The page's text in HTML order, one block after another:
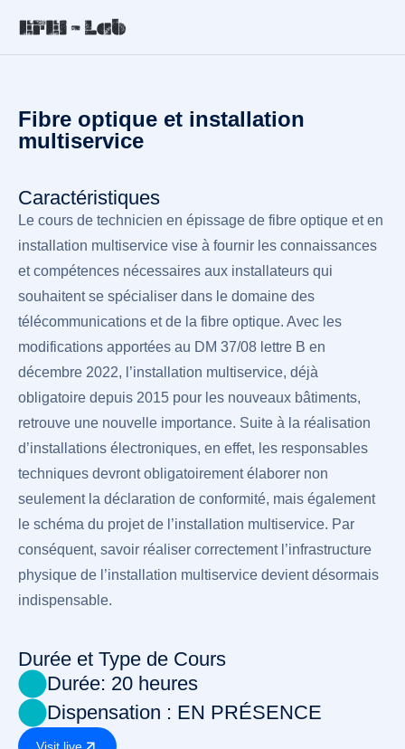
Fibre optique et installation
multiservice
Caractéristiques
Le cours de technicien en épissage de fibre optique et en
installation multiservice vise à fournir les connaissances
et compétences nécessaires aux installateurs qui
souhaitent se spécialiser dans le domaine des
télécommunications et de la fibre optique. Avec les
modifications apportées au DM 37/08 lettre B en
décembre 2022, l’installation multiservice, déjà
obligatoire depuis 2015 pour les nouveaux bâtiments,
retrouve une nouvelle importance. Suite à la réalisation
d’installations électroniques, en effet, les responsables
techniques devront obligatoirement élaborer non
seulement la déclaration de conformité, mais également
le schéma du projet de l’installation multiservice. Par
conséquent, savoir réaliser correctement l’infrastructure
physique de l’installation multiservice devient désormais
indispensable.
Durée et Type de Cours
Durée: 20 heures
Dispensation : EN PRÉSENCE